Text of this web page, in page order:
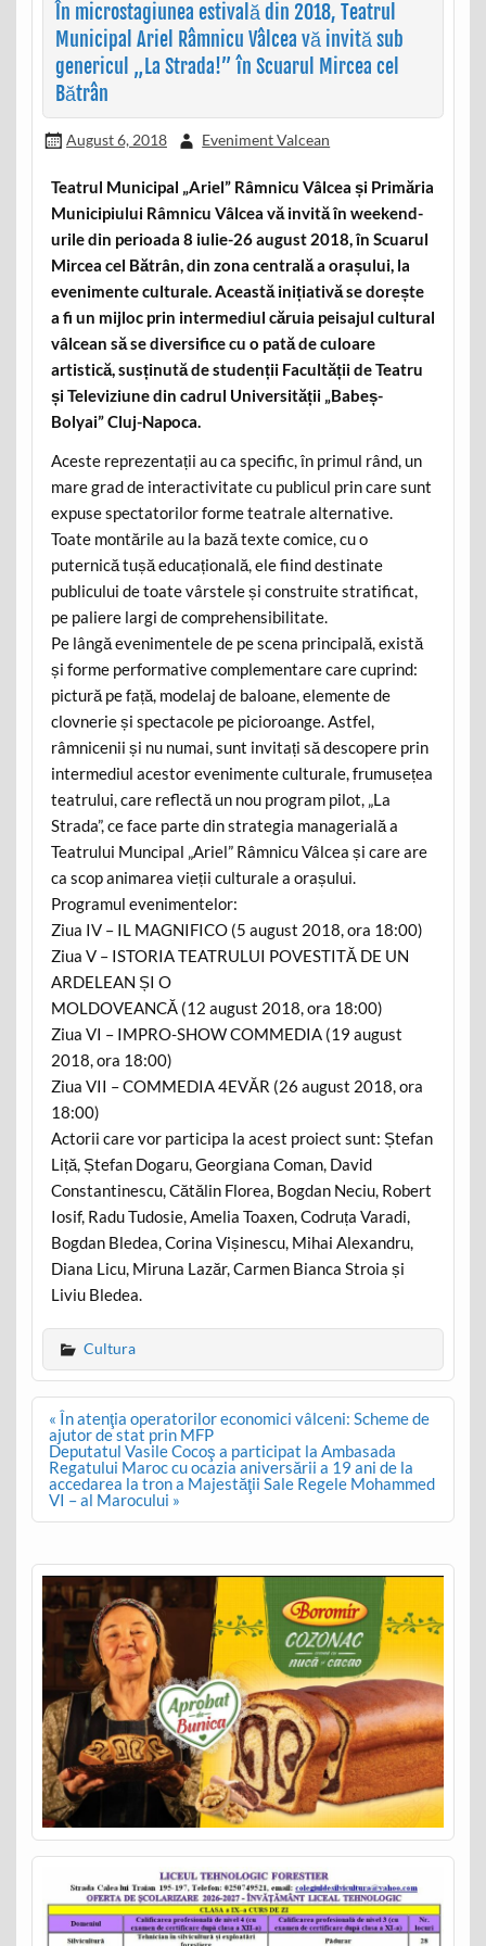
În microstagiunea estivală din 2018, Teatrul
Municipal Ariel Râmnicu Vâlcea vă invită sub
genericul „La Strada!” în Scuarul Mircea cel
Bătrân
August 6, 2018 Eveniment Valcean
Teatrul Municipal „Ariel” Râmnicu Vâlcea și Primăria
Municipiului Râmnicu Vâlcea vă invită în weekend-
urile din perioada 8 iulie-26 august 2018, în Scuarul
Mircea cel Bătrân, din zona centrală a orașului, la
evenimente culturale. Această inițiativă se dorește
a fi un mijloc prin intermediul căruia peisajul cultural
vâlcean să se diversifice cu o pată de culoare
artistică, susținută de studenții Facultății de Teatru
și Televiziune din cadrul Universității „Babeș-
Bolyai” Cluj-Napoca.
Aceste reprezentații au ca specific, în primul rând, un
mare grad de interactivitate cu publicul prin care sunt
expuse spectatorilor forme teatrale alternative.
Toate montările au la bază texte comice, cu o
puternică tușă educațională, ele fiind destinate
publicului de toate vârstele și construite stratificat,
pe paliere largi de comprehensibilitate.
Pe lângă evenimentele de pe scena principală, există
și forme performative complementare care cuprind:
pictură pe față, modelaj de baloane, elemente de
clovnerie și spectacole pe picioroange. Astfel,
râmnicenii și nu numai, sunt invitați să descopere prin
intermediul acestor evenimente culturale, frumusețea
teatrului, care reflectă un nou program pilot, „La
Strada”, ce face parte din strategia managerială a
Teatrului Muncipal „Ariel” Râmnicu Vâlcea și care are
ca scop animarea vieții culturale a orașului.
Programul evenimentelor:
Ziua IV – IL MAGNIFICO (5 august 2018, ora 18:00)
Ziua V – ISTORIA TEATRULUI POVESTITĂ DE UN
ARDELEAN ȘI O
MOLDOVEANCĂ (12 august 2018, ora 18:00)
Ziua VI – IMPRO-SHOW COMMEDIA (19 august
2018, ora 18:00)
Ziua VII – COMMEDIA 4EVĂR (26 august 2018, ora
18:00)
Actorii care vor participa la acest proiect sunt: Ștefan
Liță, Ștefan Dogaru, Georgiana Coman, David
Constantinescu, Cătălin Florea, Bogdan Neciu, Robert
Iosif, Radu Tudosie, Amelia Toaxen, Codruța Varadi,
Bogdan Bledea, Corina Vișinescu, Mihai Alexandru,
Diana Licu, Miruna Lazăr, Carmen Bianca Stroia și
Liviu Bledea.
Cultura
Post
navigation
« În atenţia operatorilor economici vâlceni: Scheme de
ajutor de stat prin MFP
Deputatul Vasile Cocoş a participat la Ambasada
Regatului Maroc cu ocazia aniversării a 19 ani de la
accedarea la tron a Majestăţii Sale Regele Mohammed
VI – al Marocului »